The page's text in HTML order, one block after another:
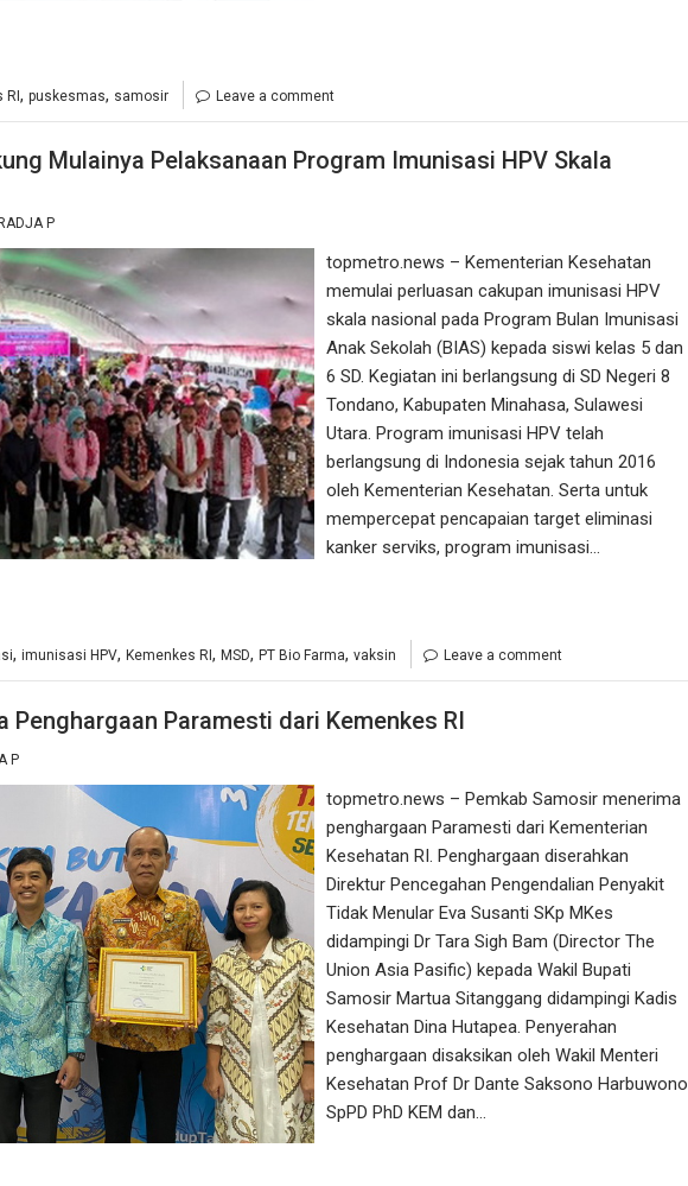
RI, puskesmas, samosir Leave a comment
Mulainya Pelaksanaan Program Imunisasi HPV Skala
P
topmetro.news – Kementerian Kesehatan
memulai perluasan cakupan imunisasi HPV
skala nasional pada Program Bulan Imunisasi
Anak Sekolah (BIAS) kepada siswi kelas 5 dan
6 SD. Kegiatan ini berlangsung di SD Negeri 8
Tondano, Kabupaten Minahasa, Sulawesi
Utara. Program imunisasi HPV telah
berlangsung di Indonesia sejak tahun 2016
oleh Kementerian Kesehatan. Serta untuk
mempercepat pencapaian target eliminasi
kanker serviks, program imunisasi…
, imunisasi HPV, Kemenkes RI , MSD, PT Bio Farma, vaksin Leave a comment
Penghargaan Paramesti dari Kemenkes RI
P
topmetro.news – Pemkab Samosir menerima
penghargaan Paramesti dari Kementerian
Kesehatan RI. Penghargaan diserahkan
Direktur Pencegahan Pengendalian Penyakit
Tidak Menular Eva Susanti SKp MKes
didampingi Dr Tara Sigh Bam (Director The
Union Asia Pasific) kepada Wakil Bupati
Samosir Martua Sitanggang didampingi Kadis
Kesehatan Dina Hutapea. Penyerahan
penghargaan disaksikan oleh Wakil Menteri
Kesehatan Prof Dr Dante Saksono Harbuwono
SpPD PhD KEM dan…